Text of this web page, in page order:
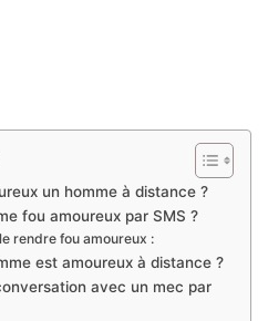
un homme à distance ?
fou amoureux par SMS ?
rendre fou amoureux :
est amoureux à distance ?
avec un mec par